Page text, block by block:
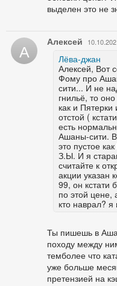
выделен это не
А Алексей
Лёва-джан
Алексей, Вот
Фому про
сити... И не
гнильё, то
как и
отстой (
есть
Ашаны-сити.
это пустое
З.Ы. И я
считайте к
акции указан
99, он кстати
по этой цене,
кто наврал?
Ты пишешь в
походу между
темболее что
уже больше
претензией на